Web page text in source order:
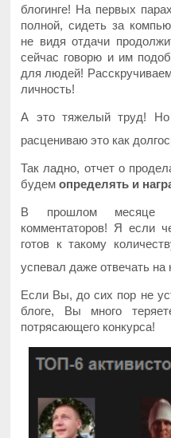
блогинге! На первых
полной, сидеть за
не видя отдачи
сейчас говорю и им
для людей!
личность!
А это тяжелый труд!
расцениваю это как
Так ладно, отчет о
будемопределять и
В прошлом месяце
комментаторов! Я если
готов к такому
успевал даже отвечать на
Если Вы, до сих пор не
блоге, Вы много
потрясающего конкурса!